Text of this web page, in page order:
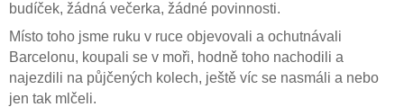
budíček, žádná večerka, žádné povinnosti.
Místo toho jsme ruku v ruce objevovali a ochutnávali
Barcelonu, koupali se v moři, hodně toho nachodili a
najezdili na půjčených kolech, ještě víc se nasmáli a nebo
jen tak mlčeli.